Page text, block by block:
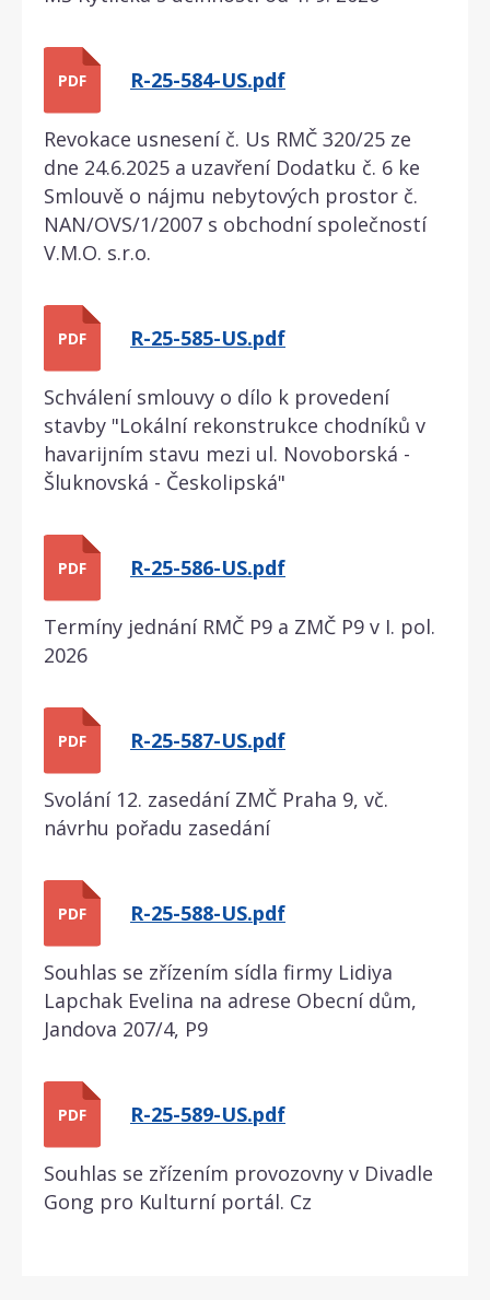
PDF R-25-584-US.pdf
Revokace usnesení č. Us RMČ 320/25 ze
dne 24.6.2025 a uzavření Dodatku č. 6 ke
Smlouvě o nájmu nebytových prostor č.
NAN/OVS/1/2007 s obchodní společností
V.M.O. s.r.o.
PDF R-25-585-US.pdf
Schválení smlouvy o dílo k provedení
stavby "Lokální rekonstrukce chodníků v
havarijním stavu mezi ul. Novoborská -
Šluknovská - Českolipská"
PDF R-25-586-US.pdf
Termíny jednání RMČ P9 a ZMČ P9 v I. pol.
2026
PDF R-25-587-US.pdf
Svolání 12. zasedání ZMČ Praha 9, vč.
návrhu pořadu zasedání
PDF R-25-588-US.pdf
Souhlas se zřízením sídla firmy Lidiya
Lapchak Evelina na adrese Obecní dům,
Jandova 207/4, P9
PDF R-25-589-US.pdf
Souhlas se zřízením provozovny v Divadle
Gong pro Kulturní portál. Cz